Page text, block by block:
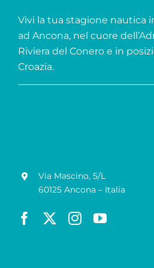
Vivi la tua stagione nautica
ad Ancona, nel cuore
Riviera del Conero e in
Croazia.
Via Mascino, 5/L
60125 Ancona – Italia